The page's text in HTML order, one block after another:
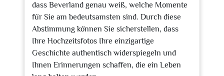
dass Beverland genau weiß, welche Momente
für Sie am bedeutsamsten sind. Durch diese
Abstimmung können Sie sicherstellen, dass
Ihre Hochzeitsfotos Ihre einzigartige
Geschichte authentisch widerspiegeln und
Ihnen Erinnerungen schaffen, die ein Leben